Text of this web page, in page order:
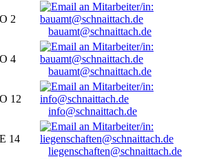
O 2
bauamt@schnaittach.de
O 4
bauamt@schnaittach.de
O 12
info@schnaittach.de
E 14
liegenschaften@schnaittach.de